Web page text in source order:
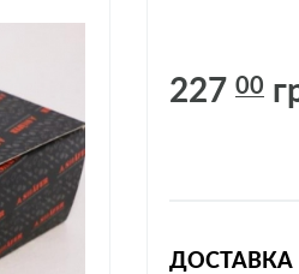
227 00
ДОСТАВКА